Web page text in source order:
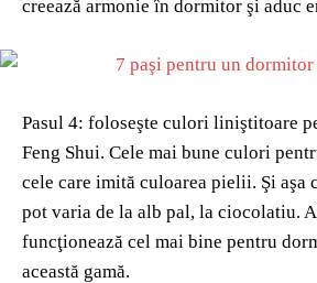
creează armonie în dormitor şi aduc
Pasul 4: foloseşte culori liniştitoare
Feng Shui. Cele mai bune culori
cele care imită culoarea pielii. Şi aşa
pot varia de la alb pal, la ciocolatiu.
funcţionează cel mai bine pentru
această gamă.